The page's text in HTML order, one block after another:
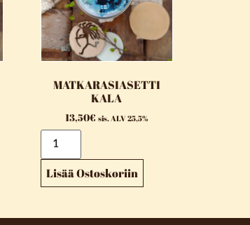
MATKARASIASETTI
KALA
13,50€ sis. ALV 25,5%
Lisää Ostoskoriin